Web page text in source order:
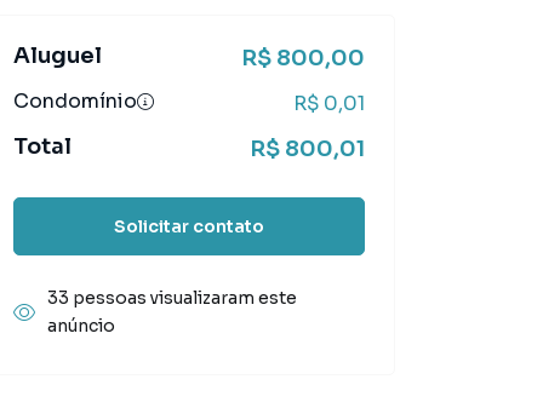
Aluguel R$ 800,00
Condomínio R$ 0,01
Total R$ 800,01
Solicitar contato
33 pessoas visualizaram este
anúncio